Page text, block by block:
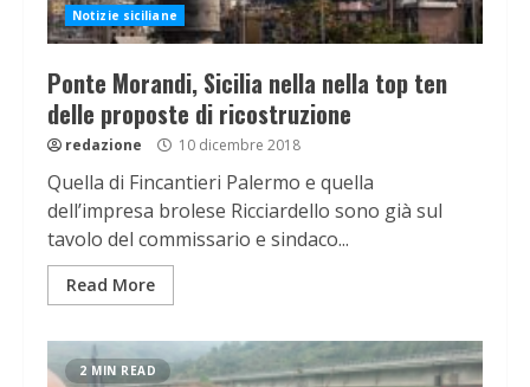
Notizie siciliane
Ponte Morandi, Sicilia nella nella top ten
delle proposte di ricostruzione
redazione 10 dicembre 2018
Quella di Fincantieri Palermo e quella
dell’impresa brolese Ricciardello sono già sul
tavolo del commissario e sindaco...
Read More
2 MIN READ